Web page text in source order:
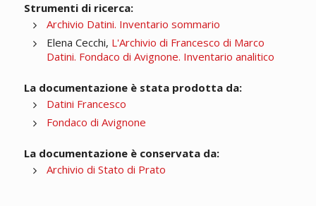
Strumenti di ricerca:
Archivio Datini. Inventario sommario
Elena Cecchi, L'Archivio di Francesco di Marco
Datini. Fondaco di Avignone. Inventario analitico
La documentazione è stata prodotta da:
Datini Francesco
Fondaco di Avignone
La documentazione è conservata da:
Archivio di Stato di Prato